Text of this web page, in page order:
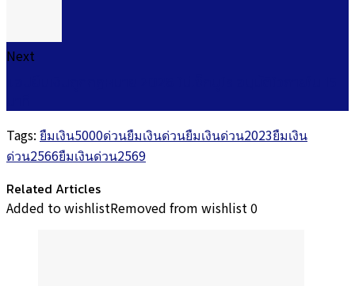
Next
Tags: ยืมเงิน5000ด่วนยืมเงินด่วนยืมเงินด่วน2023ยืมเงิน
ด่วน2566ยืมเงินด่วน2569
Related Articles
Added to wishlistRemoved from wishlist0